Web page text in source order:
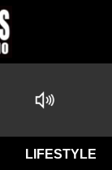
LIFESTYLE